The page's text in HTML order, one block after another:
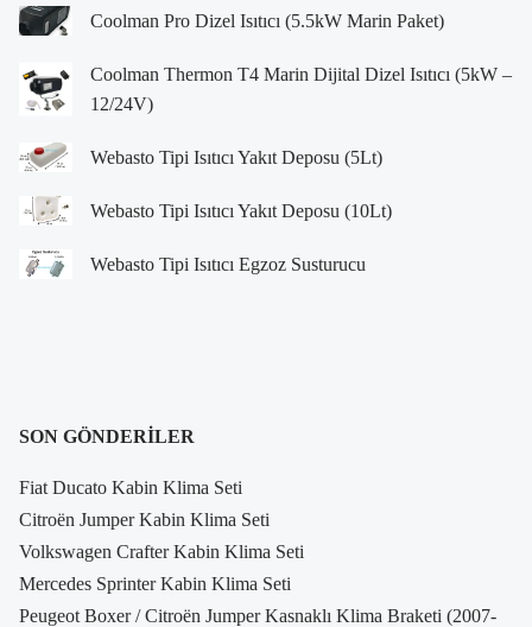
Coolman Pro Dizel Isıtıcı (5.5kW Marin Paket)
Coolman Thermon T4 Marin Dijital Dizel Isıtıcı (5kW –
12/24V)
Webasto Tipi Isıtıcı Yakıt Deposu (5Lt)
Webasto Tipi Isıtıcı Yakıt Deposu (10Lt)
Webasto Tipi Isıtıcı Egzoz Susturucu
SON GÖNDERILER
Fiat Ducato Kabin Klima Seti
Citroën Jumper Kabin Klima Seti
Volkswagen Crafter Kabin Klima Seti
Mercedes Sprinter Kabin Klima Seti
Peugeot Boxer / Citroën Jumper Kasnaklı Klima Braketi (2007-